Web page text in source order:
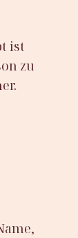
ist
zu